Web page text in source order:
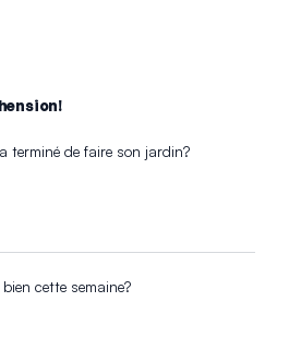
terminé de faire son jardin?
cette semaine?